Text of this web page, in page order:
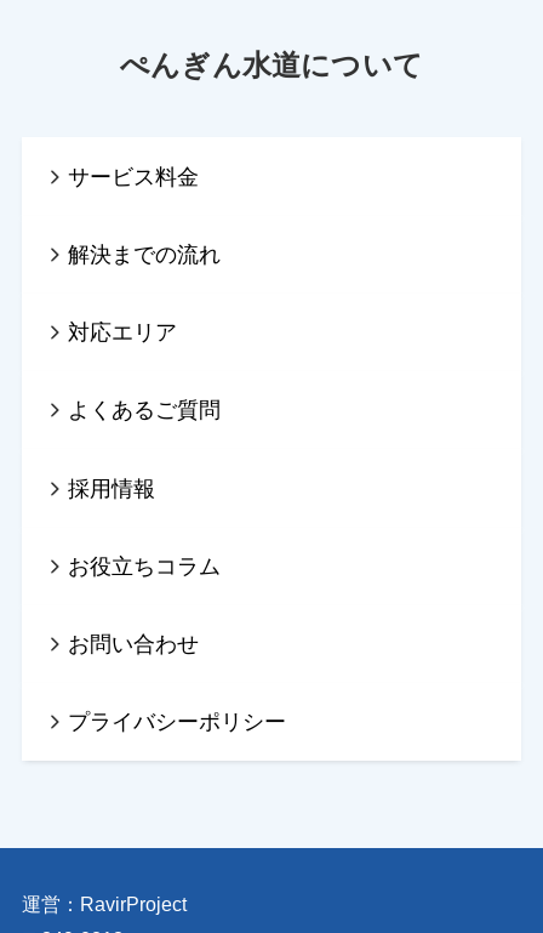
ぺんぎん水道について
サービス料金
解決までの流れ
対応エリア
よくあるご質問
採用情報
お役立ちコラム
お問い合わせ
プライバシーポリシー
運営： RavirProject